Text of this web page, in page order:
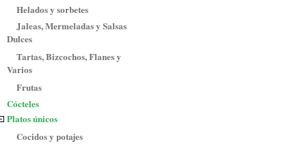
Helados y sorbetes
Jaleas, Mermeladas y Salsas
Dulces
Tartas, Bizcochos, Flanes y
Varios
Frutas
Cócteles
Platos únicos
Cocidos y potajes